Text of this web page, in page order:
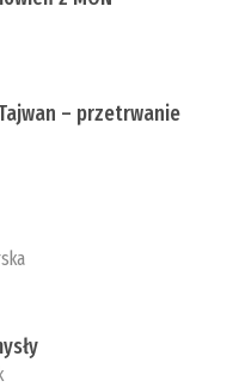
– przetrwanie